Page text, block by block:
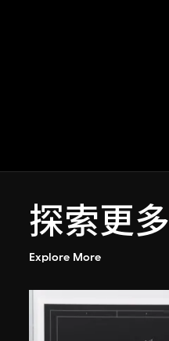
探索更多
Explore More